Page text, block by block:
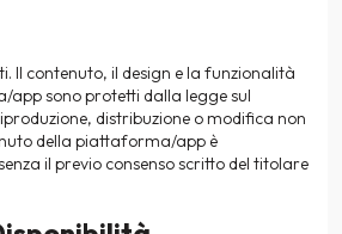
Il contenuto, il design e la funzionalità
sono protetti dalla legge sul
distribuzione o modifica non
della piattaforma/app è
il previo consenso scritto del titolare